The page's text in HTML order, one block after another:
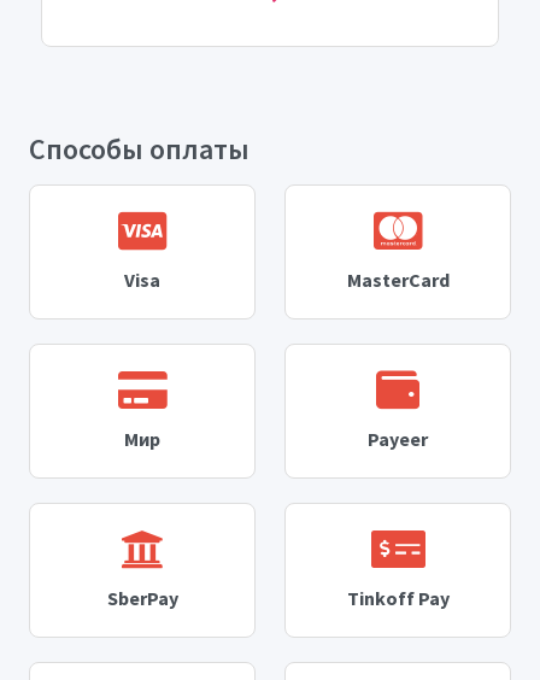
Способы оплаты
Visa MasterCard
Мир Payeer
SberPay Tinkoff Pay